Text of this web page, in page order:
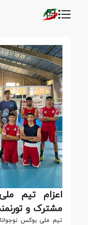
اعزام تیم
مشترک و
تیم ملی بوکس